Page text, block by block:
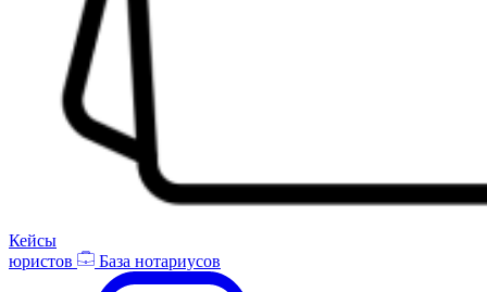
Кейсы
юристов
База нотариусов